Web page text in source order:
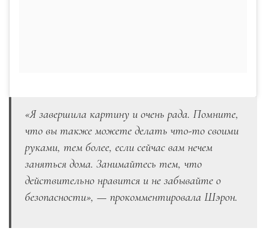
«Я завершила картину и очень рада. Помните,
что вы также можете делать что-то своими
руками, тем более, если сейчас вам нечем
заняться дома. Занимайтесь тем, что
действительно нравится и не забывайте о
безопасности», — прокомментировала Шэрон.